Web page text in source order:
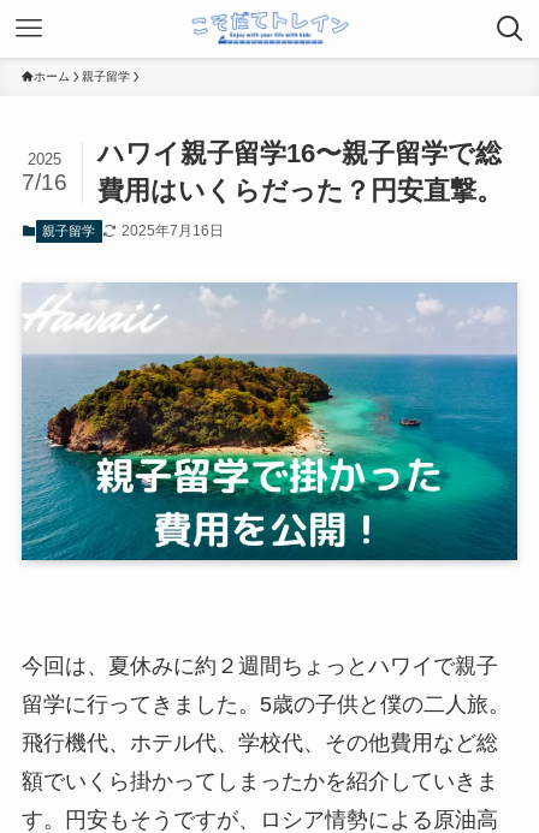
ホーム 親子留学
ハワイ親子留学16〜親子留学で総
費用はいくらだった？円安直撃。
2025
7/16
親子留学 2025年7月16日
今回は、夏休みに約２週間ちょっとハワイで親子
留学に行ってきました。5歳の子供と僕の二人旅。
飛行機代、ホテル代、学校代、その他費用など総
額でいくら掛かってしまったかを紹介していきま
す。円安もそうですが、ロシア情勢による原油高